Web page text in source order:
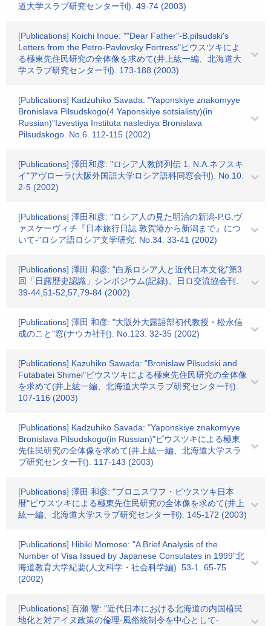
道大学スラブ研究センター刊). 49-74 (2003)
[Publications] Koichi Inoue: ""Dear Father"-B.pilsudski's
Letters from the Petro-Pavlovsky Fortress"ピウスツキによ
る極東先住民研究の全体像を求めて(井上紘一編、北海道大
学スラブ研究センター刊). 173-188 (2003)
[Publications] Kadzuhiko Savada: "Yaponskiye znakomyye
Bronislava Pilsudskogo(4.Yaponskiye sotsialisty)(in
Russian)"Izvestiya Instituta naslediya Bronislava
Pilsudskogo. No.6. 112-115 (2002)
[Publications] 澤田和彦: "ロシア人教師列伝 1. N.A.ネフスキ
イ"アヴローラ(大阪外国語大学ロシア語科同窓会刊). No.10.
2-5 (2002)
[Publications] 澤田和彦: "ロシア人の見た明治の新潟-P.G.ヴ
ァスケーヴィチ『日本旅行日誌 敦賀港から新潟まで』につ
いて-"ロシア語ロシア文学研究. No.34. 33-41 (2002)
[Publications] 澤田 和彦: "白系ロシア人と近代日本文化"第3
回「日露歴史認識」シンポジウム(記録)、日ロ交流協会刊.
39-44,51-52,57,79-84 (2002)
[Publications] 澤田 和彦: "大阪外大露語部初代教授・松永信
成のこと"窓(ナウカ社刊). No.123. 32-35 (2002)
[Publications] Kazuhiko Sawada: "Bronislaw Pilsudski and
Futabatei Shimei"ピウスツキによる極東先住民研究の全体像
を求めて(井上紘一編、北海道大学スラブ研究センター刊).
107-116 (2003)
[Publications] Kadzuhiko Savada: "Yaponskiye znakomyye
Bronislava Pilsudskogo(in Russian)"ピウスツキによる極東
先住民研究の全体像を求めて(井上紘一編、北海道大学スラ
ブ研究センター刊). 117-143 (2003)
[Publications] 澤田 和彦: "ブロニスワフ・ピウスツキ日本
暦"ピウスツキによる極東先住民研究の全体像を求めて(井上
紘一編、北海道大学スラブ研究センター刊). 145-172 (2003)
[Publications] Hibiki Momose: "A Brief Analysis of the
Number of Visa Issued by Japanese Consulates in 1999"北
海道教育大学紀要(人文科学・社会科学編). 53-1. 65-75
(2002)
[Publications] 百瀬 響: "近代日本における北海道の内国植民
地化と対アイヌ政策の倫理-風俗統制令を中心として-